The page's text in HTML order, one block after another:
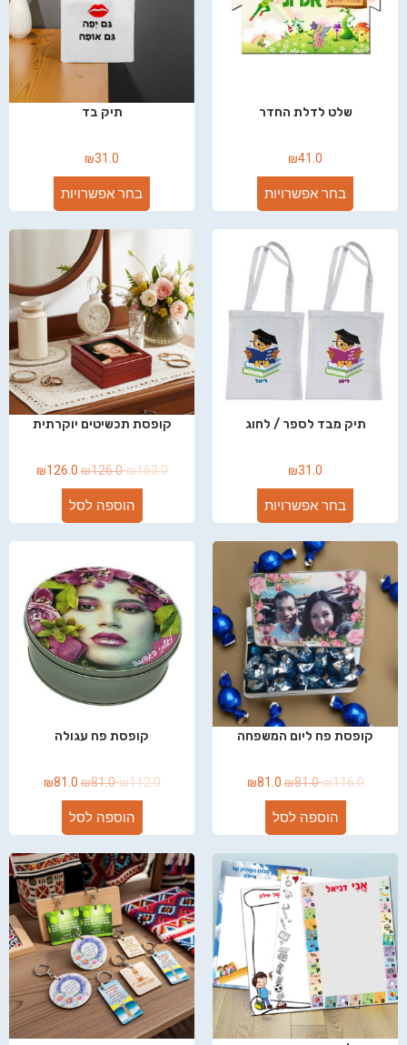
שלט לדלת החדר
₪41.0
בחר אפשרויות
תיק בד
₪31.0
בחר אפשרויות
תיק מבד לספר / לחוג
₪31.0
בחר אפשרויות
קופסת תכשיטים יוקרתית
₪163.0
₪126.0
₪126.0
הוספה לסל
קופסת פח ליום המשפחה
₪116.0
₪81.0
₪81.0
הוספה לסל
קופסת פח עגולה
₪112.0
₪81.0
₪81.0
הוספה לסל